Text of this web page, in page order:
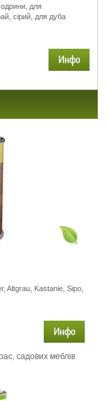
для
сірий, для дуба
Altgrau, Kastanie, Sipo,
садових меблів